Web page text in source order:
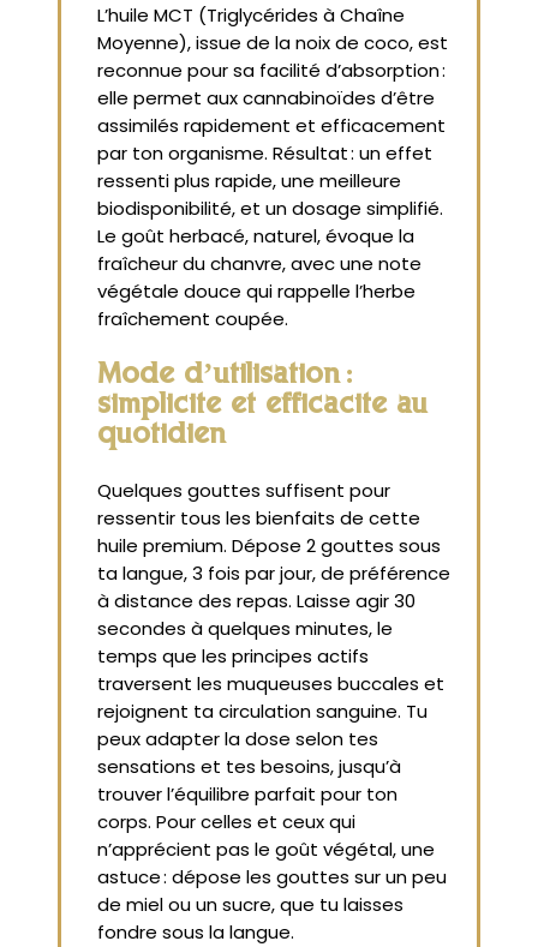
L’huile MCT (Triglycérides à Chaîne
Moyenne), issue de la noix de coco, est
reconnue pour sa facilité d’absorption :
elle permet aux cannabinoïdes d’être
assimilés rapidement et efficacement
par ton organisme. Résultat : un effet
ressenti plus rapide, une meilleure
biodisponibilité, et un dosage simplifié.
Le goût herbacé, naturel, évoque la
fraîcheur du chanvre, avec une note
végétale douce qui rappelle l’herbe
fraîchement coupée.
Mode d’utilisation :
simplicité et efficacité au
quotidien
Quelques gouttes suffisent pour
ressentir tous les bienfaits de cette
huile premium. Dépose 2 gouttes sous
ta langue, 3 fois par jour, de préférence
à distance des repas. Laisse agir 30
secondes à quelques minutes, le
temps que les principes actifs
traversent les muqueuses buccales et
rejoignent ta circulation sanguine. Tu
peux adapter la dose selon tes
sensations et tes besoins, jusqu’à
trouver l’équilibre parfait pour ton
corps. Pour celles et ceux qui
n’apprécient pas le goût végétal, une
astuce : dépose les gouttes sur un peu
de miel ou un sucre, que tu laisses
fondre sous la langue.